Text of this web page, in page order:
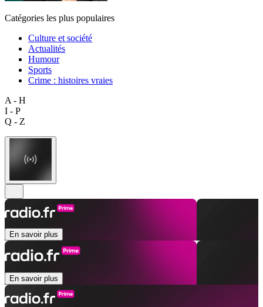
Catégories les plus populaires
Culture et société
Actualités
Humour
Sports
Crime : histoires vraies
A - H
I - P
Q - Z
En savoir plus
En savoir plus